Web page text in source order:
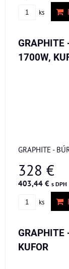
ks
GRAPHITE
1700W,
GRAPHITE -
328 €
403,44 € s DPH
ks
GRAPHITE
KUFOR